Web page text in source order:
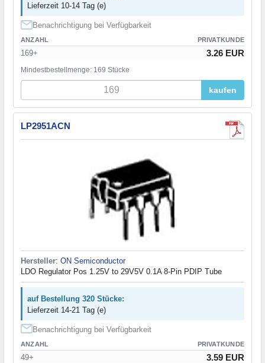
Lieferzeit 10-14 Tag (e)
Benachrichtigung bei Verfügbarkeit
ANZAHL PRIVATKUNDE
169+ 3.26 EUR
Mindestbestellmenge: 169 Stücke
kaufen
LP2951ACN
Hersteller: ON Semiconductor
LDO Regulator Pos 1.25V to 29V5V 0.1A 8-Pin PDIP Tube
auf Bestellung 320 Stücke:
Lieferzeit 14-21 Tag (e)
Benachrichtigung bei Verfügbarkeit
ANZAHL PRIVATKUNDE
49+ 3.59 EUR